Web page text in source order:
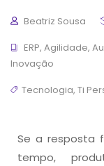
Beatriz Sousa
ERP, Agilidade,
Inovação
Tecnologia, Ti
Se a resposta
tempo,